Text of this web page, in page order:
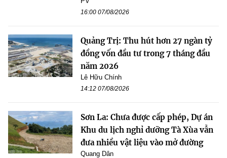
16:00 07/08/2026
Quảng Trị: Thu hút hơn 27 ngàn tỷ
đồng vốn đầu tư trong 7 tháng đầu
năm 2026
Lê Hữu Chính
14:12 07/08/2026
Sơn La: Chưa được cấp phép, Dự án
Khu du lịch nghỉ dưỡng Tà Xùa vẫn
đưa nhiều vật liệu vào mở đường
Quang Dân